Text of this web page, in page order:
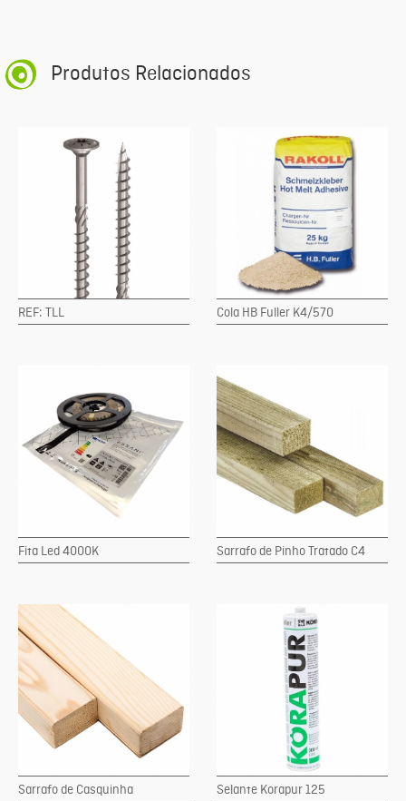
Produtos Relacionados
REF: TLL Cola HB Fuller K4/570
Fita Led 4000K Sarrafo de Pinho Tratado C4
Sarrafo de Casquinha Selante Korapur 125